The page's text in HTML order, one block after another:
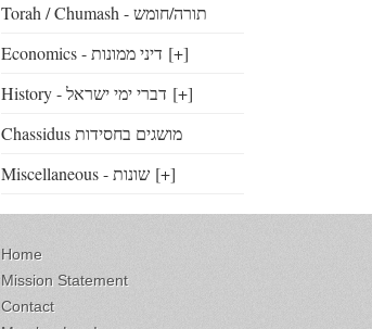
Torah / Chumash - תורה/חומש
Economics - דיני ממונות [+]
History - דברי ימי ישראל [+]
Chassidus מושגים בחסידות
Miscellaneous - שונות [+]
Home
Mission Statement
Contact